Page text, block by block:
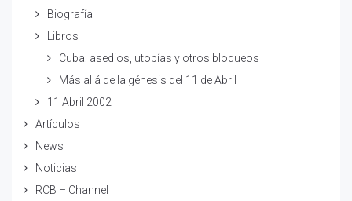
Biografía
Libros
Cuba: asedios, utopías y otros bloqueos
Más allá de la génesis del 11 de Abril
11 Abril 2002
Artículos
News
Noticias
RCB – Channel